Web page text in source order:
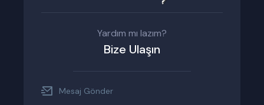
Yardım mı lazım?
Bize Ulaşın
Mesaj Gönder